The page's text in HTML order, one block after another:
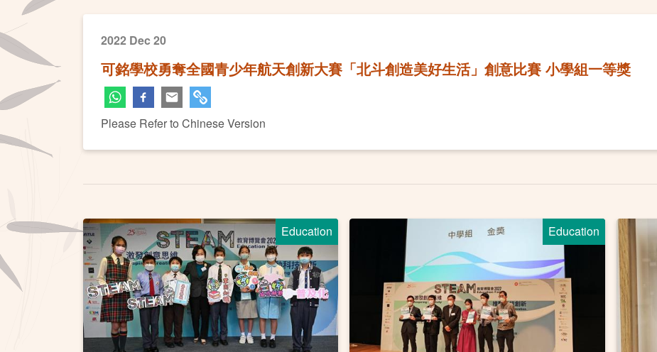
2022 Dec 20
可銘學校勇奪全國青少年航天創新大賽「北斗創造美好生活」創意比賽 小學組一等獎
Please Refer to Chinese Version
Education Education